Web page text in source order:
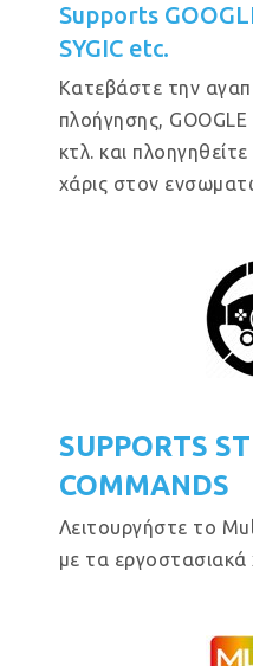
Supports
SYGIC etc.
Κατεβάστε την
πλοήγησης, GOOGLE
κτλ. και
χάρις στον
SUPPORTS
COMMANDS
Λειτουργήστε το
με τα εργοστασιακά